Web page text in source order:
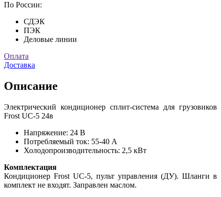
По России:
СДЭК
ПЭК
Деловые линии
Оплата
Доставка
Описание
Электрический кондиционер сплит-система для грузовиков
Frost UC-5 24в
Напряжение: 24 В
Потребляемый ток: 55-40 А
Холодопроизводительность: 2,5 кВт
Комплектация
Кондиционер Frost UC-5, пульт управления (ДУ). Шланги в
комплект не входят. Заправлен маслом.